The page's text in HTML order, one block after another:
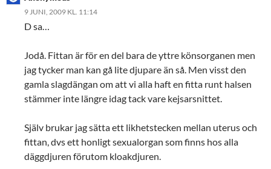
9 JUNI, 2009 KL. 11:14
D sa…
Jodå. Fittan är för en del bara de yttre könsorganen men
jag tycker man kan gå lite djupare än så. Men visst den
gamla slagdängan om att vi alla haft en fitta runt halsen
stämmer inte längre idag tack vare kejsarsnittet.
Själv brukar jag sätta ett likhetstecken mellan uterus och
fittan, dvs ett honligt sexualorgan som finns hos alla
däggdjuren förutom kloakdjuren.